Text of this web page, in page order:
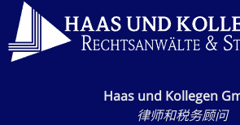
Haas und Kollegen
律师和税务顾问